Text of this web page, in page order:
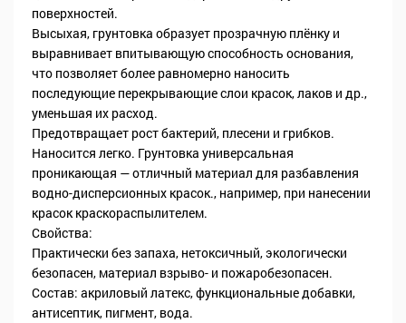
поверхностей.
Высыхая, грунтовка образует прозрачную плёнку и
выравнивает впитывающую способность основания,
что позволяет более равномерно наносить
последующие перекрывающие слои красок, лаков и др.,
уменьшая их расход.
Предотвращает рост бактерий, плесени и грибков.
Наносится легко. Грунтовка универсальная
проникающая — отличный материал для разбавления
водно-дисперсионных красок., например, при нанесении
красок краскораспылителем.
Свойства:
Практически без запаха, нетоксичный, экологически
безопасен, материал взрыво- и пожаробезопасен.
Состав: акриловый латекс, функциональные добавки,
антисептик, пигмент, вода.